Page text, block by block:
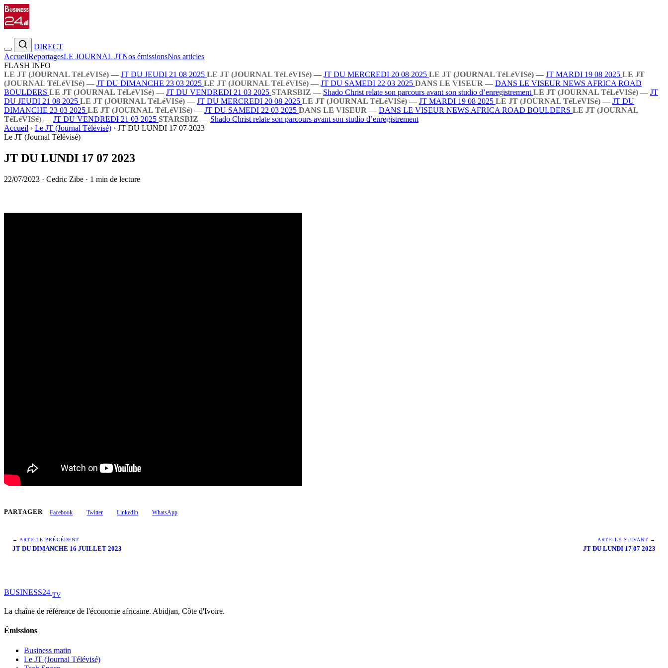
DIRECT
AccueilReportagesLE JOURNAL JTNos émissionsNos articles
FLASH INFO
LE JT (JOURNAL TéLéVISé) — JT DU JEUDI 21 08 2025 LE JT (JOURNAL TéLéVISé) — JT DU MERCREDI 20 08 2025 LE JT (JOURNAL TéLéVISé) — JT MARDI 19 08 2025 LE JT
(JOURNAL TéLéVISé) — JT DU DIMANCHE 23 03 2025 LE JT (JOURNAL TéLéVISé) — JT DU SAMEDI 22 03 2025 DANS LE VISEUR — DANS LE VISEUR NEWS AFRICA ROAD
BOULDERS LE JT (JOURNAL TéLéVISé) — JT DU VENDREDI 21 03 2025 STARSBIZ — Shado Christ relate son parcours avant son studio d’enregistrement LE JT (JOURNAL TéLéVISé) — JT
DU JEUDI 21 08 2025 LE JT (JOURNAL TéLéVISé) — JT DU MERCREDI 20 08 2025 LE JT (JOURNAL TéLéVISé) — JT MARDI 19 08 2025 LE JT (JOURNAL TéLéVISé) — JT DU
DIMANCHE 23 03 2025 LE JT (JOURNAL TéLéVISé) — JT DU SAMEDI 22 03 2025 DANS LE VISEUR — DANS LE VISEUR NEWS AFRICA ROAD BOULDERS LE JT (JOURNAL
TéLéVISé) — JT DU VENDREDI 21 03 2025 STARSBIZ — Shado Christ relate son parcours avant son studio d’enregistrement
Accueil › Le JT (Journal Télévisé) › JT DU LUNDI 17 07 2023
Le JT (Journal Télévisé)
JT DU LUNDI 17 07 2023
22/07/2023 · Cedric Zibe · 1 min de lecture
PARTAGER Facebook Twitter LinkedIn WhatsApp
← ARTICLE PRÉCÉDENT
JT DU DIMANCHE 16 JUILLET 2023
ARTICLE SUIVANT →
JT DU LUNDI 17 07 2023
BUSINESS24 TV
La chaîne de référence de l'économie africaine. Abidjan, Côte d'Ivoire.
Émissions
Business matin
Le JT (Journal Télévisé)